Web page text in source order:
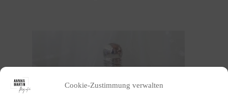
Cookie-Zustimmung verwalten